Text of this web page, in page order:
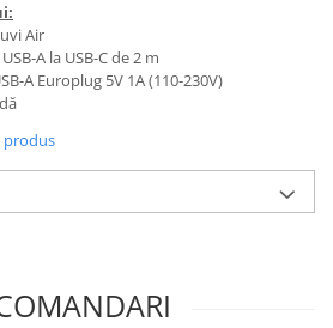
Air
A la USB-C de 2 m
A Europlug 5V 1A (110-230V)